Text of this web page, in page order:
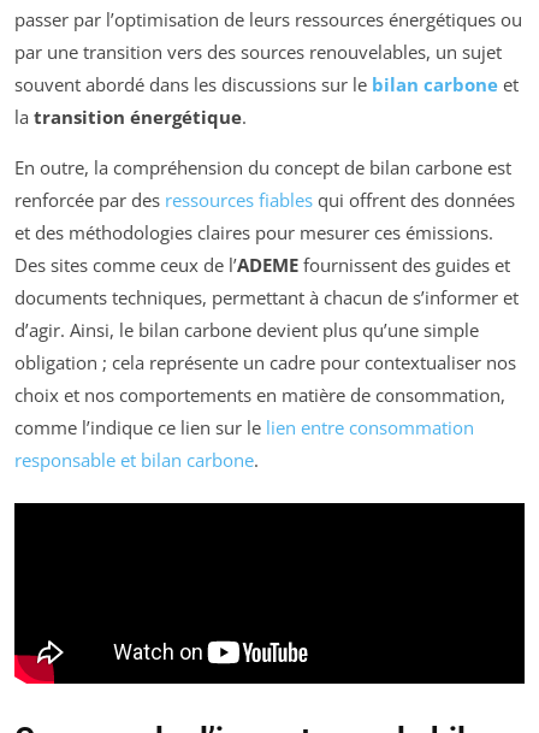
passer par l’optimisation de leurs ressources énergétiques ou
par une transition vers des sources renouvelables, un sujet
souvent abordé dans les discussions sur le bilan carbone et
la transition énergétique.
En outre, la compréhension du concept de bilan carbone est
renforcée par des ressources fiables qui offrent des données
et des méthodologies claires pour mesurer ces émissions.
Des sites comme ceux de l’ADEME fournissent des guides et
documents techniques, permettant à chacun de s’informer et
d’agir. Ainsi, le bilan carbone devient plus qu’une simple
obligation ; cela représente un cadre pour contextualiser nos
choix et nos comportements en matière de consommation,
comme l’indique ce lien sur le lien entre consommation
responsable et bilan carbone.